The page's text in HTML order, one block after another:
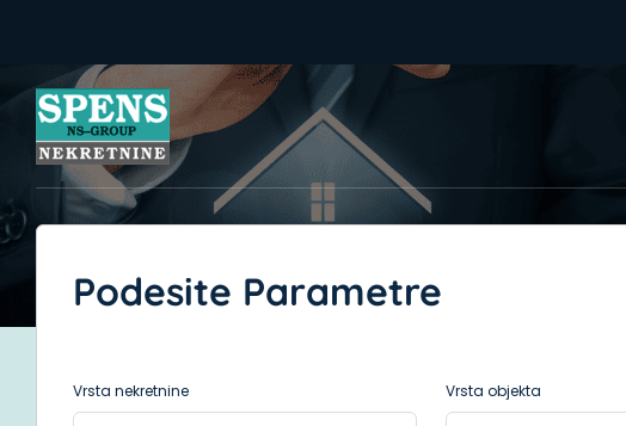
Podesite Parametre
Vrsta nekretnine Vrsta objekta